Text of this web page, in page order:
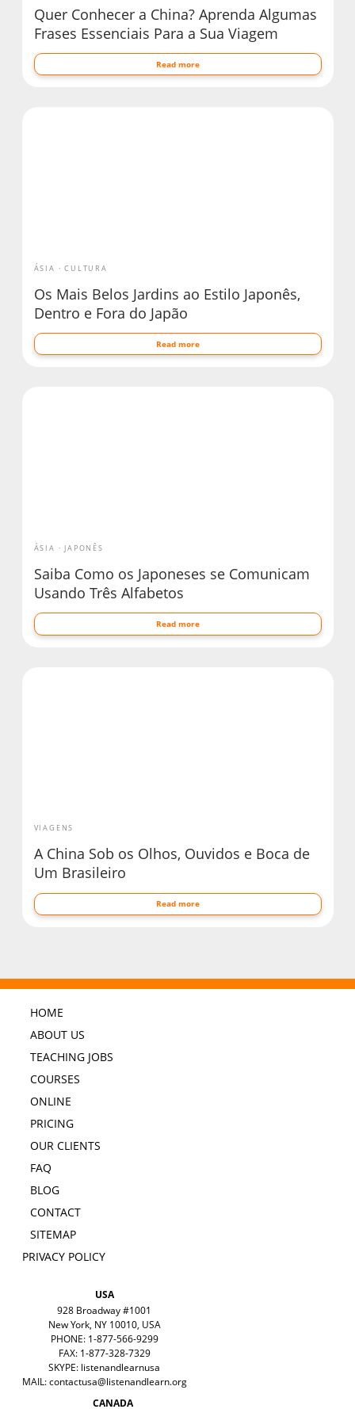
Quer Conhecer a China? Aprenda Algumas
Frases Essenciais Para a Sua Viagem
Read more
ÁSIA CULTURA
Os Mais Belos Jardins ao Estilo Japonês,
Dentro e Fora do Japão
Read more
ÁSIA JAPONÊS
Saiba Como os Japoneses se Comunicam
Usando Três Alfabetos
Read more
VIAGENS
A China Sob os Olhos, Ouvidos e Boca de
Um Brasileiro
Read more
HOME
ABOUT US
TEACHING JOBS
COURSES
ONLINE
PRICING
OUR CLIENTS
FAQ
BLOG
CONTACT
SITEMAP
PRIVACY POLICY
USA
928 Broadway #1001
New York, NY 10010, USA
PHONE: 1-877-566-9299
FAX: 1-877-328-7329
SKYPE: listenandlearnusa
MAIL:contactusa@listenandlearn.org
CANADA